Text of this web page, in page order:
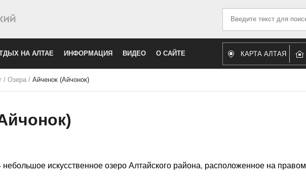
Искать...
НА АЛТАЕ ИНФОРМАЦИЯ ВИДЕО О САЙТЕ КАРТА АЛТАЯ
/ Озера/ Айченок (Айчонок)
искусственное озеро Алтайского района, расположенное на правом